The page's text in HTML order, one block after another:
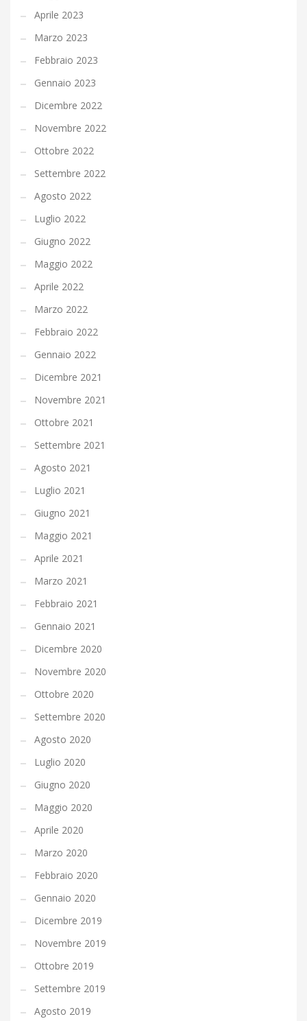
Aprile 2023
Marzo 2023
Febbraio 2023
Gennaio 2023
Dicembre 2022
Novembre 2022
Ottobre 2022
Settembre 2022
Agosto 2022
Luglio 2022
Giugno 2022
Maggio 2022
Aprile 2022
Marzo 2022
Febbraio 2022
Gennaio 2022
Dicembre 2021
Novembre 2021
Ottobre 2021
Settembre 2021
Agosto 2021
Luglio 2021
Giugno 2021
Maggio 2021
Aprile 2021
Marzo 2021
Febbraio 2021
Gennaio 2021
Dicembre 2020
Novembre 2020
Ottobre 2020
Settembre 2020
Agosto 2020
Luglio 2020
Giugno 2020
Maggio 2020
Aprile 2020
Marzo 2020
Febbraio 2020
Gennaio 2020
Dicembre 2019
Novembre 2019
Ottobre 2019
Settembre 2019
Agosto 2019